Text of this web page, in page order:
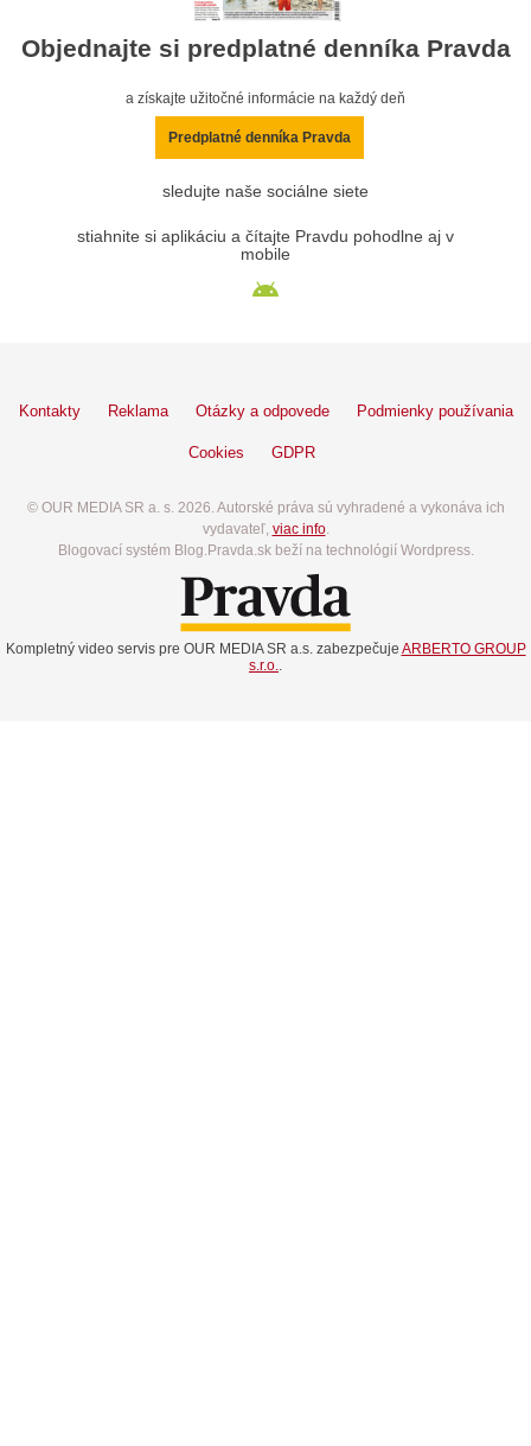
Objednajte si predplatné denníka Pravda
a získajte užitočné informácie na každý deň
Predplatné denníka Pravda
sledujte naše sociálne siete
stiahnite si aplikáciu a čítajte Pravdu pohodlne aj v
mobile
Kontakty Reklama Otázky a odpovede Podmienky používania
Cookies GDPR
© OUR MEDIA SR a. s. 2026. Autorské práva sú vyhradené a vykonáva ich
vydavateľ, viac info.
Blogovací systém Blog.Pravda.sk beží na technológií Wordpress.
Kompletný video servis pre OUR MEDIA SR a.s. zabezpečuje ARBERTO GROUP
s.r.o.